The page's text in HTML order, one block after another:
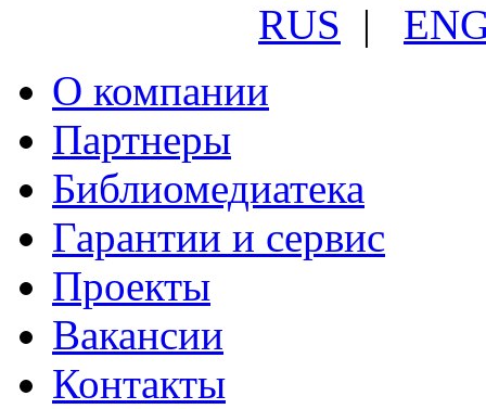
RUS |
О компании
Партнеры
Библиомедиатека
Гарантии и сервис
Проекты
Вакансии
Контакты